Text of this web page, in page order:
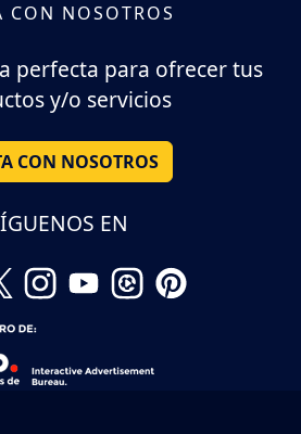
CON NOSOTROS
perfecta para ofrecer tus
y/o servicios
CON NOSOTROS
EN